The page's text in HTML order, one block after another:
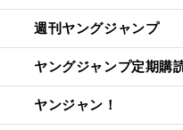
週刊ヤングジャンプ
ヤングジャンプ定期購
ヤンジャン！